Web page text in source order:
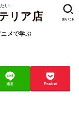
い
リア店
ニメで学ぶ
SEARCH
送る Pocket